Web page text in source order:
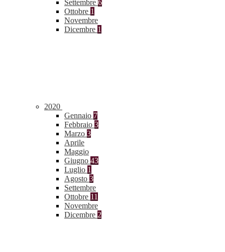
Settembre 6
Ottobre 1
Novembre
Dicembre 1
2020
Gennaio 7
Febbraio 3
Marzo 3
Aprile
Maggio
Giugno 43
Luglio 1
Agosto 3
Settembre
Ottobre 11
Novembre
Dicembre 2